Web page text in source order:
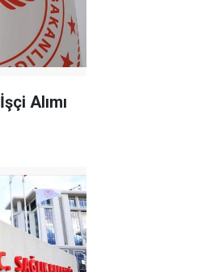
Alımı